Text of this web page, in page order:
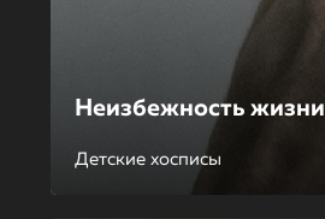
Неизбежность жизни
Детские хосписы